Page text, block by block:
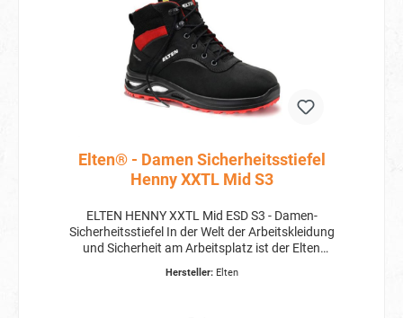
Elten® - Damen Sicherheitsstiefel
Henny XXTL Mid S3
ELTEN HENNY XXTL Mid ESD S3 - Damen-
Sicherheitsstiefel In der Welt der Arbeitskleidung
und Sicherheit am Arbeitsplatz ist der Elten
Speziell für Damen entwickelt, bietet er nicht nur
Hersteller: Elten